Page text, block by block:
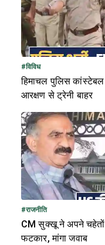
#विविध
हिमाचल पुलिस कांस्टेबल
आरक्षण से ट्रेनी बाहर
#राजनीति
CM सुक्खू ने अपने चहेतों
फटकार, मांगा जवाब